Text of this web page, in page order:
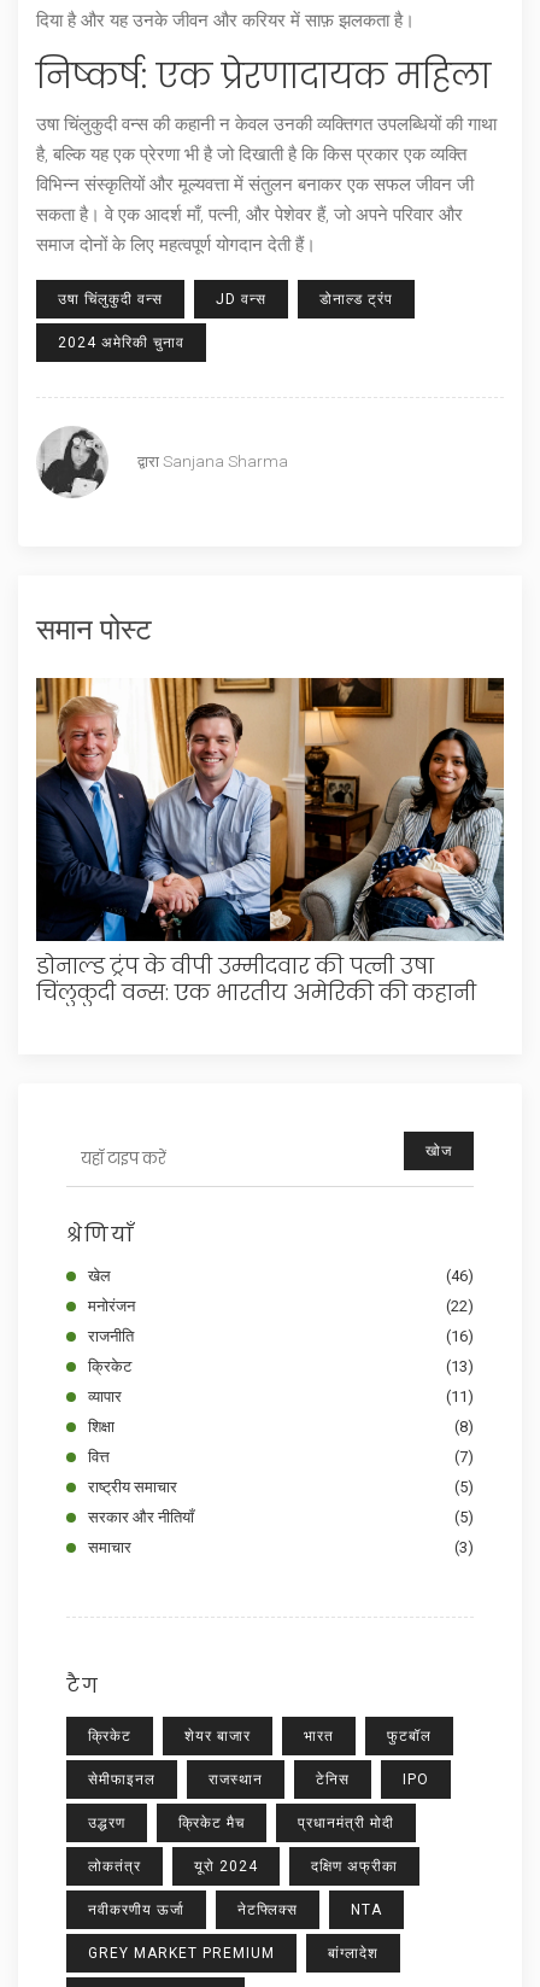
दिया है और यह उनके जीवन और करियर में साफ़ झलकता है।
निष्कर्ष: एक प्रेरणादायक महिला
उषा चिंलुकुदी वन्स की कहानी न केवल उनकी व्यक्तिगत उपलब्धियों की गाथा
है, बल्कि यह एक प्रेरणा भी है जो दिखाती है कि किस प्रकार एक व्यक्ति
विभिन्न संस्कृतियों और मूल्यवत्ता में संतुलन बनाकर एक सफल जीवन जी
सकता है। वे एक आदर्श माँ, पत्नी, और पेशेवर हैं, जो अपने परिवार और
समाज दोनों के लिए महत्वपूर्ण योगदान देती हैं।
उषा चिंलुकुदी वन्स JD वन्स डोनाल्ड ट्रंप
2024 अमेरिकी चुनाव
द्वारा Sanjana Sharma
समान पोस्ट
डोनाल्ड ट्रंप के वीपी उम्मीदवार की पत्नी उषा
चिंलुकुदी वन्स: एक भारतीय अमेरिकी की कहानी
खोज
श्रेणियाँ
खेल
(46)
मनोरंजन
(22)
राजनीति
(16)
क्रिकेट
(13)
व्यापार
(11)
शिक्षा
(8)
वित्त
(7)
राष्ट्रीय समाचार
(5)
सरकार और नीतियाँ
(5)
समाचार
(3)
टैग
क्रिकेट शेयर बाजार भारत फुटबॉल
सेमीफाइनल राजस्थान टेनिस IPO
उद्धरण क्रिकेट मैच प्रधानमंत्री मोदी
लोकतंत्र यूरो 2024 दक्षिण अफ्रीका
नवीकरणीय ऊर्जा नेटफ्लिक्स NTA
GREY MARKET PREMIUM बांग्लादेश